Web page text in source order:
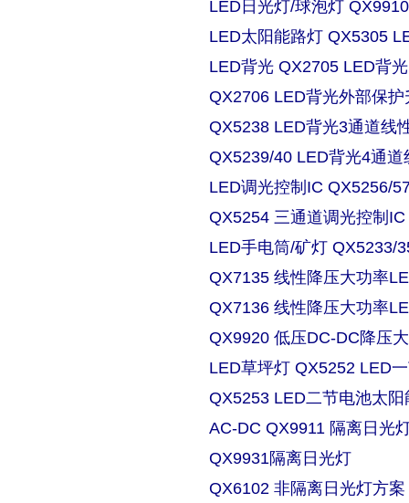
LED日光灯/球泡灯
LED太阳能路灯 QX5305
LED背光 QX2705 LED背
QX2706 LED背光外部保
QX5238 LED背光3通道线
QX5239/40 LED背光4通
LED调光控制IC QX5256/
QX5254 三通道调光控制
LED手电筒/矿灯 QX5233/
QX7135 线性降压大功率
QX7136 线性降压大功率
QX9920 低压DC-DC降压
LED草坪灯 QX5252 LED
QX5253 LED二节电池太
AC-DC QX9911 隔离日光
QX9931隔离日光灯
QX6102 非隔离日光灯方案